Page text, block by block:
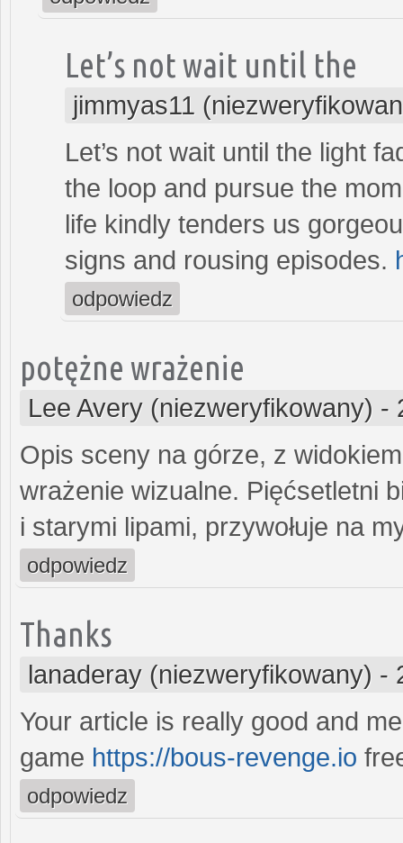
Let’s not wait until the
jimmyas11
Let’s not wait until the light
the loop and pursue the
life kindly tenders us
signs and rousing episodes.
odpowiedz
potężne wrażenie
Lee Avery (niezweryfikowany) -
Opis sceny na górze, z
wrażenie wizualne. Pięćsetletni
i starymi lipami, przywołuje na
odpowiedz
Thanks
lanaderay (niezweryfikowany) -
Your article is really good and
game https://bous-revenge.io
odpowiedz